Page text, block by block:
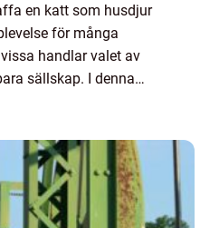
en katt som husdjur
för många
handlar valet av
sällskap. I denna